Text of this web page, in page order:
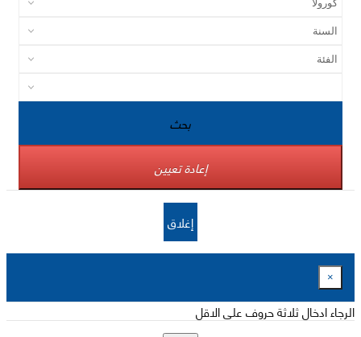
بحث
إعادة تعيين
إغلاق
×
الرجاء ادخال ثلاثة حروف على الاقل